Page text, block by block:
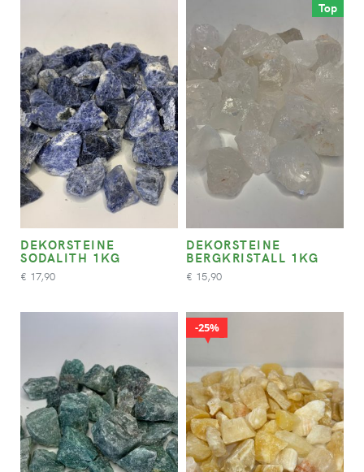
DEKORSTEINE
SODALITH 1KG
€ 17,90
Top
DEKORSTEINE
BERGKRISTALL 1KG
€ 15,90
25%